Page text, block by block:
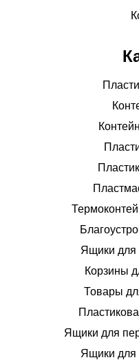
Ящики для
Корзины
Товары
Ящики для
Ящики для